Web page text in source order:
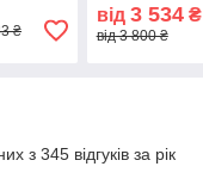
₴
від 3 534₴
від 3 800 ₴
з 345 відгуків за рік